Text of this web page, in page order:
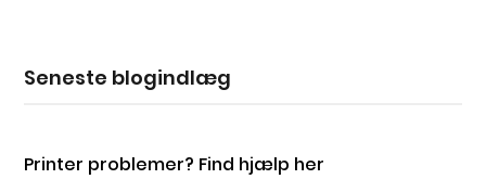
Seneste blogindlæg
Printer problemer? Find hjælp her